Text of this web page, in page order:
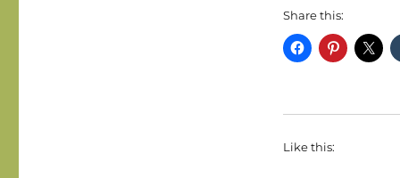
Share this:
Like this: